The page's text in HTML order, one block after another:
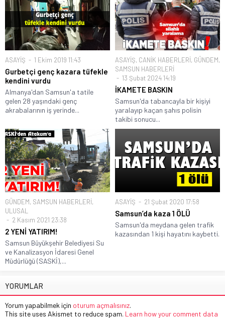
ASAYİŞ 1 Ekim 2019 11:43
Gurbetçi genç kazara tüfekle
kendini vurdu
Almanya'dan Samsun'a tatile
gelen 28 yaşındaki genç
akrabalarının iş yerinde...
ASAYİŞ, CANİK HABERLERİ, GÜNDEM,
SAMSUN HABERLERİ
13 Şubat 2024 14:19
İKAMETE BASKIN
Samsun'da tabancayla bir kişiyi
yaralayıp kaçan şahıs polisin
takibi sonucu...
GÜNDEM, SAMSUN HABERLERİ,
ULUSAL
2 Kasım 2021 23:38
2 YENİ YATIRIM!
Samsun Büyükşehir Belediyesi Su
ve Kanalizasyon İdaresi Genel
Müdürlüğü (SASKİ),...
ASAYİŞ 21 Şubat 2020 17:58
Samsun’da kaza 1 ÖLÜ
Samsun'da meydana gelen trafik
kazasından 1 kişi hayatını kaybetti.
YORUMLAR
Yorum yapabilmek için oturum açmalısınız.
This site uses Akismet to reduce spam. Learn how your comment data